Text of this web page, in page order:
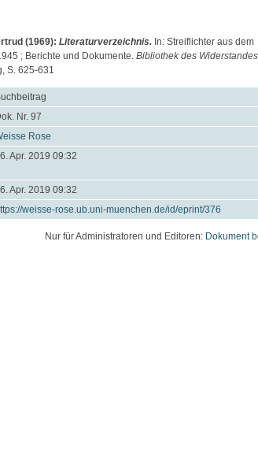
(1969): Literaturverzeichnis. In: Streiflichter aus dem
; Berichte und Dokumente. Bibliothek des Widerstandes
S. 625-631
Nr. 97
Rose
Apr. 2019 09:32
Apr. 2019 09:32
weisse-rose.ub.uni-muenchen.de/id/eprint/376
Nur für Administratoren und Editoren: Dokument